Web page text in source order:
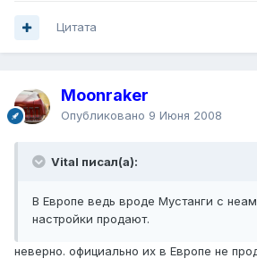
Цитата
Moonraker
Опубликовано 9 Июня 2008
Vital писал(а):
В Европе ведь вроде Мустанги с
настройки продают.
неверно. официально их в Европе не